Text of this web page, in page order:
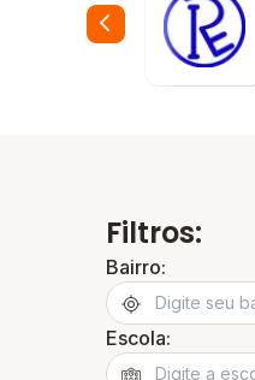
Filtros:
Bairro:
Escola: